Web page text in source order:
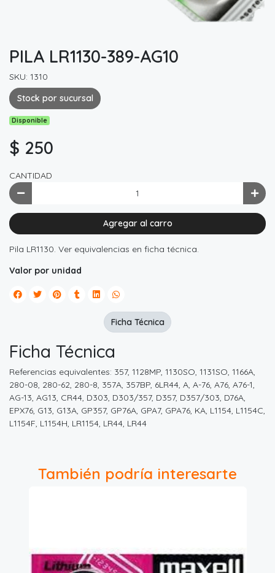
PILA LR1130-389-AG10
SKU: 1310
Stock por sucursal
Disponible
$ 250
CANTIDAD
Agregar al carro
Pila LR1130. Ver equivalencias en ficha técnica.
Valor por unidad
Ficha Técnica
Referencias equivalentes: 357, 1128MP, 1130SO, 1131SO, 1166A,
280-08, 280-62, 280-8, 357A, 357BP, 6LR44, A, A-76, A76, A76-1,
AG-13, AG13, CR44, D303, D303/357, D357, D357/303, D76A,
EPX76, G13, G13A, GP357, GP76A, GPA7, GPA76, KA, L1154, L1154C,
L1154F, L1154H, LR1154, LR44, LR44
Ficha Técnica
También podría interesarte